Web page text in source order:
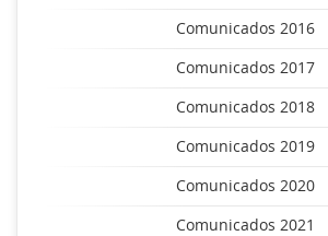
Comunicados 2016
Comunicados 2017
Comunicados 2018
Comunicados 2019
Comunicados 2020
Comunicados 2021